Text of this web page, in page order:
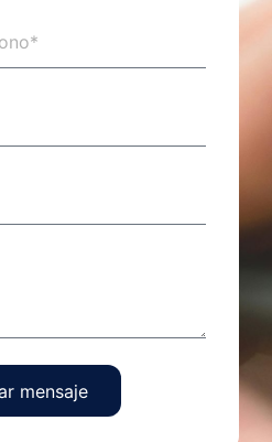
mensaje